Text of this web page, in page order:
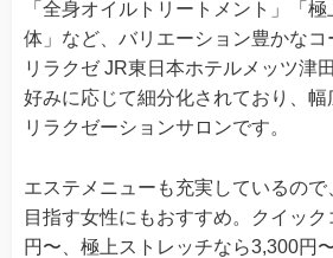
「全身オイルトリートメント」「
体」など、バリエーション豊かな
リラクゼ JR東日本ホテルメッツ津
好みに応じて細分化されており、
リラクゼーションサロンです。
エステメニューも充実しているの
目指す女性にもおすすめ。クイッ
円〜、極上ストレッチなら3,300円